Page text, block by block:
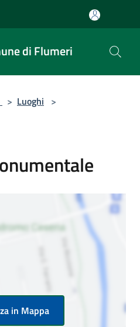
di Flumeri
> Luoghi >
in Mappa